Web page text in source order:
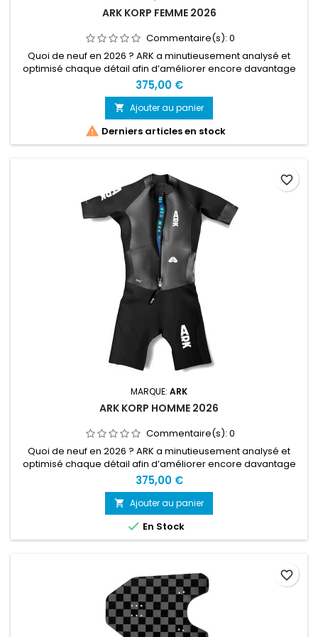
ARK KORP FEMME 2026
Commentaire(s): 0
Quoi de neuf en 2026 ? ARK a minutieusement analysé et
optimisé chaque détail afin d’améliorer encore davantage
cette combinaison.Matériaux améliorés. Néoprène
Yamamoto haut de gamme dernière génération et inserts en
mousse mis à jour.Doublures intérieures retravaillées, avec
chaque panneau ajusté pour atteindre des performances
maximales.Col modifié pour...
375,00 €
 Ajouter au panier
 Derniers articles en stock
MARQUE: ARK
ARK KORP HOMME 2026
Commentaire(s): 0
Quoi de neuf en 2026 ? ARK a minutieusement analysé et
optimisé chaque détail afin d’améliorer encore davantage
cette combinaison.Matériaux améliorés. Néoprène
Yamamoto haut de gamme dernière génération et inserts en
mousse mis à jour.Doublures intérieures retravaillées, avec
chaque panneau ajusté pour atteindre des performances
maximales.Col modifié pour...
375,00 €
 Ajouter au panier
 En Stock
favorite_border
favorite_border